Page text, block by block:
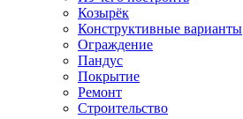
Козырёк
Конструктивные варианты
Ограждение
Пандус
Покрытие
Ремонт
Строительство